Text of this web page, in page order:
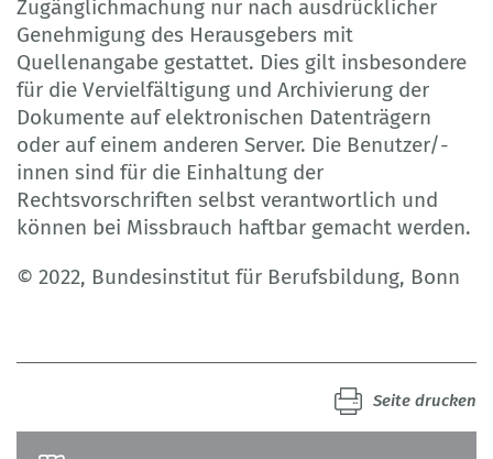
Zugänglichmachung nur nach ausdrücklicher
Genehmigung des Herausgebers mit
Quellenangabe gestattet. Dies gilt insbesondere
für die Vervielfältigung und Archivierung der
Dokumente auf elektronischen Datenträgern
oder auf einem anderen Server. Die Benutzer/-
innen sind für die Einhaltung der
Rechtsvorschriften selbst verantwortlich und
können bei Missbrauch haftbar gemacht werden.
© 2022, Bundesinstitut für Berufsbildung, Bonn
Seite drucken